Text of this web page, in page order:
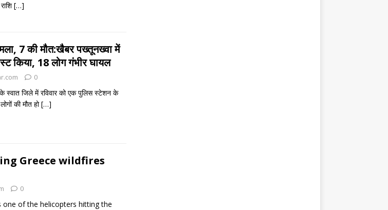
[…]
7 की मौत:खैबर पख्तूनख्वा में
किया, 18 लोग गंभीर घायल
0
स्वात जिले में रविवार को एक पुलिस स्टेशन के
की मौत हो[…]
Greece wildfires
0
of the helicopters hitting the